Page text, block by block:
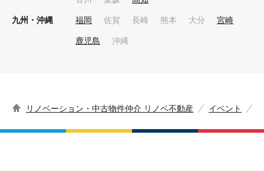
九州・沖縄 福岡 佐賀 長崎 熊本 大分 宮崎
鹿児島 沖縄
リノベーション・中古物件仲介 リノベ不動産 イベント